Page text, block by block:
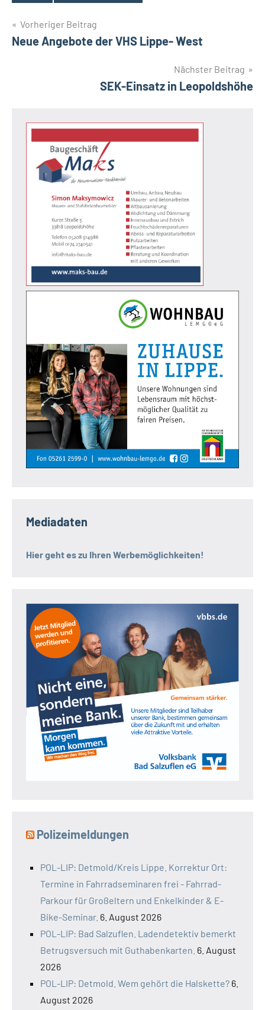
Beitragsnavigation
Vorheriger Beitrag
Neue Angebote der VHS Lippe- West
Nächster Beitrag
SEK-Einsatz in Leopoldshöhe
Mediadaten
Hier geht es zu Ihren Werbemöglichkeiten!
Polizeimeldungen
POL-LIP: Detmold/Kreis Lippe. Korrektur Ort:
Termine in Fahrradseminaren frei - Fahrrad-
Parkour für Großeltern und Enkelkinder & E-
Bike-Seminar. 6. August 2026
POL-LIP: Bad Salzuflen. Ladendetektiv bemerkt
Betrugsversuch mit Guthabenkarten. 6. August
2026
POL-LIP: Detmold. Wem gehört die Halskette? 6.
August 2026